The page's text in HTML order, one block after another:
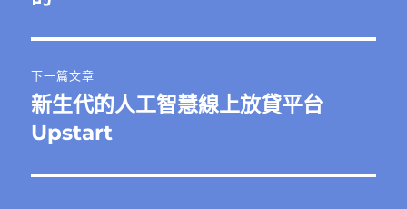
覽
文
章:
下一篇文章
下
一
文
新生代的人工智慧線上放貸平台
Upstart